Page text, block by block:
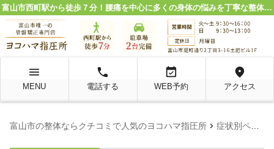
富山市西町駅から徒歩７分！腰痛を中心に多くの身体の悩みを丁寧な整体施術で解決。
menu
MENU
local_phone
電話する
event_available
WEB予約
location_on
アクセス
富山市の整体ならクチコミで人気のヨコハマ指圧所 chevron_right 症状別ページ